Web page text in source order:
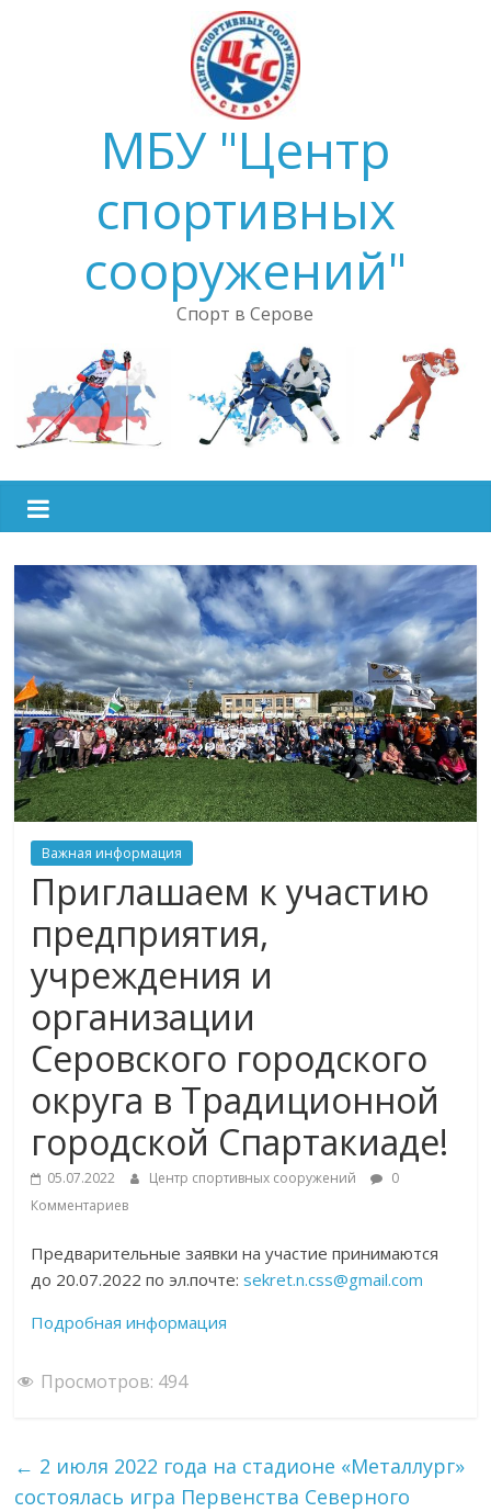
МБУ "Центр
спортивных
сооружений"
Спорт в Серове
Важная информация
Приглашаем к участию
предприятия,
учреждения и
организации
Серовского городского
округа в Традиционной
городской Спартакиаде!
05.07.2022 Центр спортивных сооружений
0
Комментариев
Предварительные заявки на участие принимаются
до 20.07.2022 по эл.почте:sekret.n.css@gmail.com
Подробная информация
Просмотров: 494
← 2 июля 2022 года на стадионе «Металлург»
состоялась игра Первенства Северного